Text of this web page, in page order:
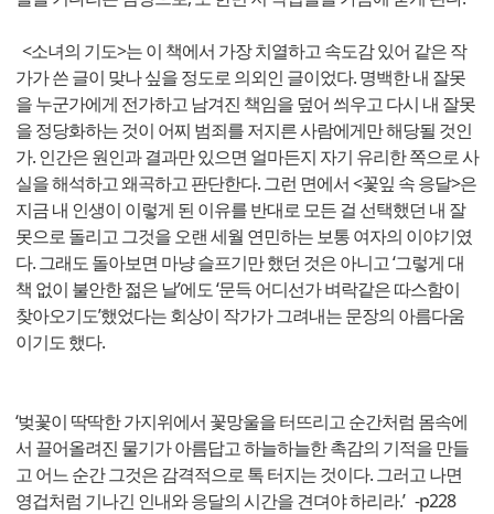
<소녀의 기도>는 이 책에서 가장 치열하고 속도감 있어 같은 작
가가 쓴 글이 맞나 싶을 정도로 의외인 글이었다. 명백한 내 잘못
을 누군가에게 전가하고 남겨진 책임을 덮어 씌우고 다시 내 잘못
을 정당화하는 것이 어찌 범죄를 저지른 사람에게만 해당될 것인
가. 인간은 원인과 결과만 있으면 얼마든지 자기 유리한 쪽으로 사
실을 해석하고 왜곡하고 판단한다. 그런 면에서 <꽃잎 속 응달>은
지금 내 인생이 이렇게 된 이유를 반대로 모든 걸 선택했던 내 잘
못으로 돌리고 그것을 오랜 세월 연민하는 보통 여자의 이야기였
다. 그래도 돌아보면 마냥 슬프기만 했던 것은 아니고 ‘그렇게 대
책 없이 불안한 젊은 날’에도 ‘문득 어디선가 벼락같은 따스함이
찾아오기도’했었다는 회상이 작가가 그려내는 문장의 아름다움
이기도 했다.
‘벚꽃이 딱딱한 가지위에서 꽃망울을 터뜨리고 순간처럼 몸속에
서 끌어올려진 물기가 아름답고 하늘하늘한 촉감의 기적을 만들
고 어느 순간 그것은 감격적으로 톡 터지는 것이다. 그러고 나면
영겁처럼 기나긴 인내와 응달의 시간을 견뎌야 하리라.’ -p228